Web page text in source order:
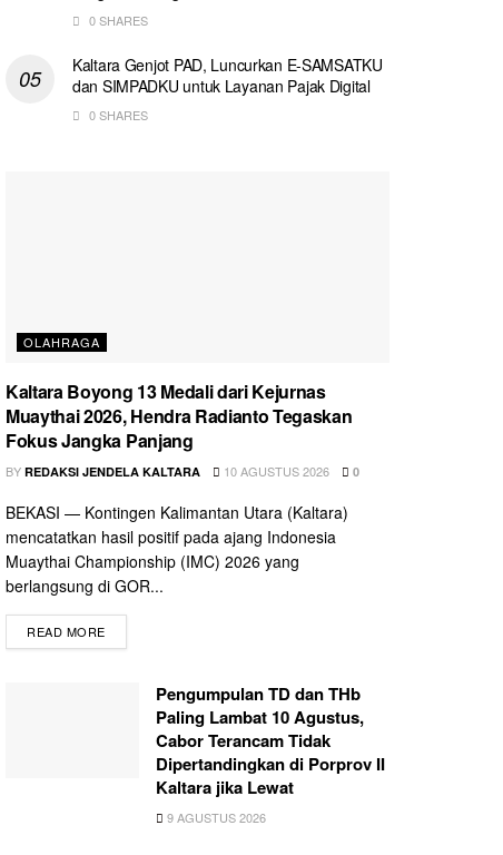
0 SHARES
Kaltara Genjot PAD, Luncurkan E-SAMSATKU
dan SIMPADKU untuk Layanan Pajak Digital
0 SHARES
OLAHRAGA
Kaltara Boyong 13 Medali dari Kejurnas
Muaythai 2026, Hendra Radianto Tegaskan
Fokus Jangka Panjang
BY REDAKSI JENDELA KALTARA 10 AGUSTUS 2026 0
BEKASI — Kontingen Kalimantan Utara (Kaltara)
mencatatkan hasil positif pada ajang Indonesia
Muaythai Championship (IMC) 2026 yang
berlangsung di GOR...
READ MORE
Pengumpulan TD dan THb
Paling Lambat 10 Agustus,
Cabor Terancam Tidak
Dipertandingkan di Porprov II
Kaltara jika Lewat
9 AGUSTUS 2026